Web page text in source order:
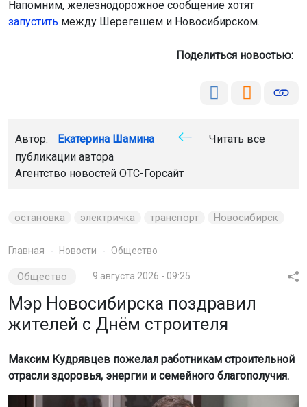
Напомним, железнодорожное сообщение хотят
запустить между Шерегешем и Новосибирском.
Поделиться новостью:
Автор: Екатерина Шамина
Читать все
публикации автора
Агентство новостей ОТС-Горсайт
остановка электричка транспорт Новосибирск
Главная Новости Общество
Общество 9 августа 2026 - 09:25
Мэр Новосибирска поздравил
жителей с Днём строителя
Максим Кудрявцев пожелал работникам строительной
отрасли здоровья, энергии и семейного благополучия.